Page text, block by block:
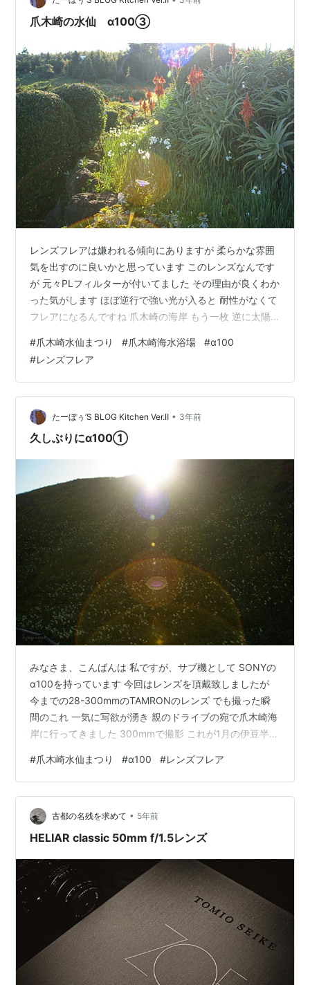
爪木崎の水仙 α100③
レンズフレアは嫌われる傾向にありますが 柔らかな雰囲
気を出すのに良いかと思っています このレンズなんです
が 元々PLフィルターが付いてました その理由が良くわか
った気がします ほぼ逆行で強い光が入ると 耐性がなくて
フレアになるんですね 爪木崎の海岸 もう一枚 逆に太陽
んな感じになります でも味があっていいかなと
#爪木崎水仙まつり #爪木崎海水浴場 #α100
#レンズフレア
たーぼぅ’S BLOG Kitchen Ver.Ⅱ • 3年前
久しぶりにα100①
みなさま、こんばんは 私ですが、サブ機として SONYの
α100を持っています 今回はレンズを頂戴致しましたが
今までの28-300mmのTAMRONのレンズ でも撮った瞬
間のこれ 一気に写欲が湧き 親のドライブの宛で爪木崎海
岸に行ってきました 300mmで撮影 これが1月の伊豆半島
エの群生地でもあり この時期は独特の花を咲かせます こ
のレンズで一番驚いたことが下の写真 好みが分かれそう
ですが ものすごいレンズフレア SF作品の一幕の様な感じ
です
#爪木崎水仙まつり #α100 #レンズフレア
古都の名残を求めて • 5年前
HELIAR classic 50mm f/1.5レンズ